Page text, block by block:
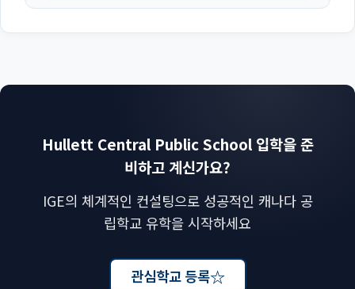
Hullett Central Public School 입학을 준
비하고 계신가요?
IGE의 체계적인 컨설팅으로 성공적인 캐나다 공
립학교 유학을 시작하세요
관심학교 등록☆